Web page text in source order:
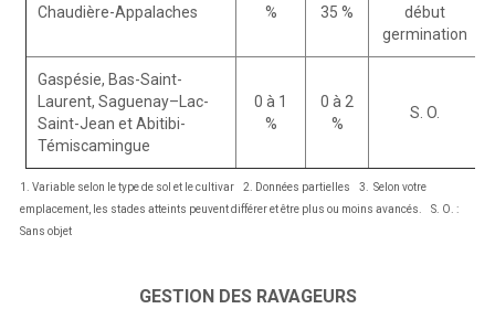
Chaudière-Appalaches
%
35 %
début
germination
Gaspésie, Bas-Saint-
Laurent, Saguenay–Lac-
Saint-Jean et Abitibi-
Témiscamingue
0 à 1
%
0 à 2
%
S. O.
1. Variable selon le type de sol et le cultivar 2. Données partielles 3. Selon votre
emplacement, les stades atteints peuvent différer et être plus ou moins avancés. S. O. :
Sans objet
GESTION DES RAVAGEURS